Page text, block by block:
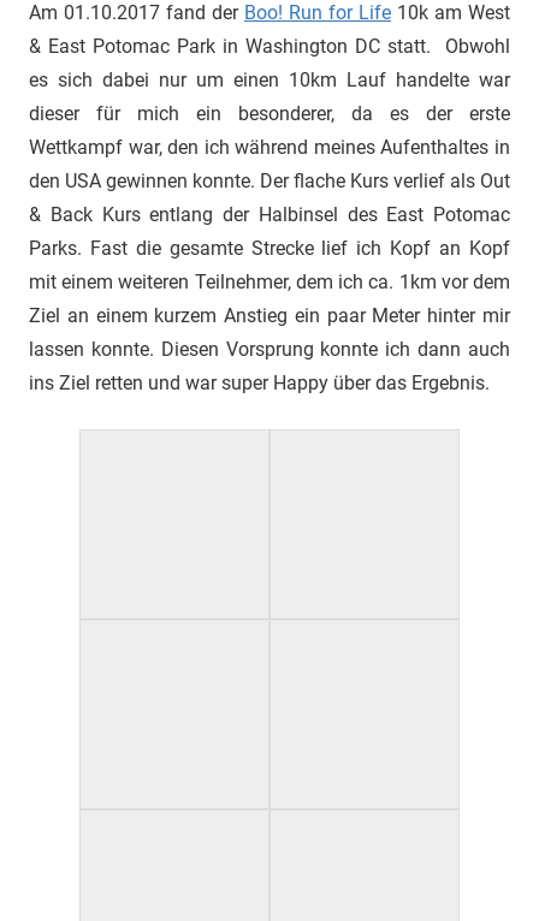
Am 01.10.2017 fand der Boo! Run for Life 10k am West
& East Potomac Park in Washington DC statt. Obwohl
es sich dabei nur um einen 10km Lauf handelte war
dieser für mich ein besonderer, da es der erste
Wettkampf war, den ich während meines Aufenthaltes in
den USA gewinnen konnte. Der flache Kurs verlief als Out
& Back Kurs entlang der Halbinsel des East Potomac
Parks. Fast die gesamte Strecke lief ich Kopf an Kopf
mit einem weiteren Teilnehmer, dem ich ca. 1km vor dem
Ziel an einem kurzem Anstieg ein paar Meter hinter mir
lassen konnte. Diesen Vorsprung konnte ich dann auch
ins Ziel retten und war super Happy über das Ergebnis.